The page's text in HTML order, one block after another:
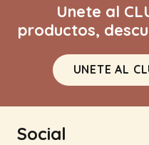
Unete al
productos,
UNETE AL
Social